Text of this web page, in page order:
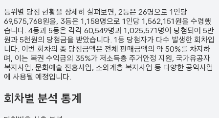
등위별 당첨 현황을 상세히 살펴보면, 2등은 26명으로 1인당
69,575,768원을, 3등은 1,158명으로 1인당 1,562,151원을 수령했
습니다. 4등과 5등은 각각 60,549명과 1,025,571 명이 당첨되어 5만
원과 5천원의 당첨금을 받았습니다. 1등 당첨자가 다수 발생한 회차입
니다. 이번 회차의 총 당첨금액은 전체 판매금액의 약 50%를 차지하
며, 이는 복권 수익금의 35%가 저소득층 주거안정 지원, 국가유공자
복지사업, 문화예술 진흥사업, 소외계층 복지사업 등 다양한 공익사업
에 사용될 예정입니다.
회차별 분석 통계